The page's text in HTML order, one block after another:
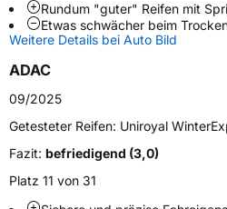
Weitere Eigenschaften
Schlauchtyp
ZustandNeureifen
EU Label
Rundum "guter" Reifen mit
Etwas schwächer beim
Weitere Details bei Auto Bild
ADAC
09/2025
Getesteter Reifen: Uniroyal
Fazit: befriedigend (3,0)
Platz 11 von 31